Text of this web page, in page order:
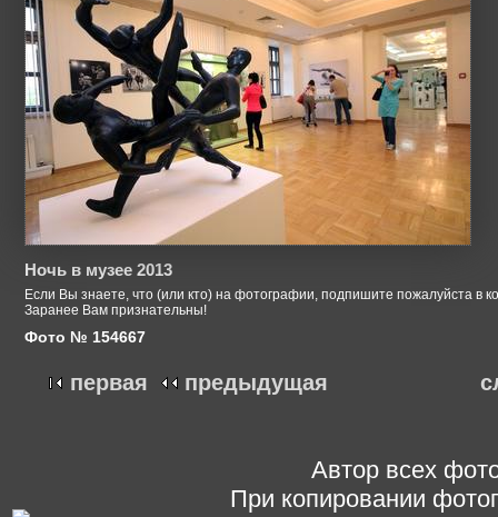
Ночь в музее 2013
Если Вы знаете, что (или кто) на фотографии, подпишите пожалуйста в
Заранее Вам признательны!
Фото № 154667
первая предыдущая
Автор всех
При копировании